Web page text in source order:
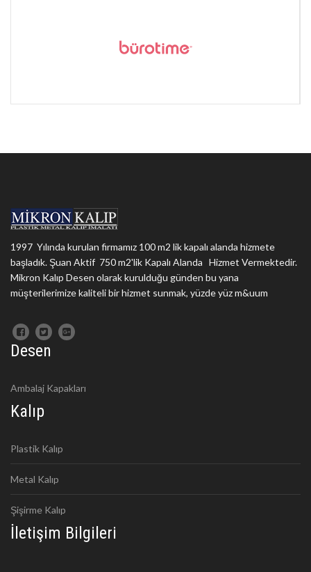
1997 Yılında kurulan firmamız 100 m2 lik kapalı alanda hizmete
başladık. Şuan Aktif 750 m2'lik Kapalı Alanda Hizmet Vermektedir.
Mikron Kalıp Desen olarak kurulduğu günden bu yana
müşterilerimize kaliteli bir hizmet sunmak, yüzde yüz m&uum
Desen
Ambalaj Kapakları
Kalıp
Plastik Kalıp
Metal Kalıp
Şişirme Kalıp
İletişim Bilgileri